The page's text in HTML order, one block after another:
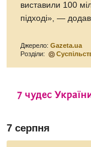
виставили 100
підході», —
Джерело:Gazeta.ua
Розділи:
7 серпня